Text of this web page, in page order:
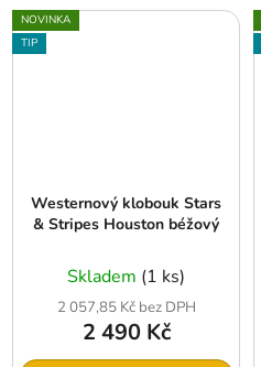
NOVINKA
TIP
Westernový klobouk Stars
& Stripes Houston béžový
Skladem (1 ks)
2 057,85 Kč bez DPH
2 490 Kč